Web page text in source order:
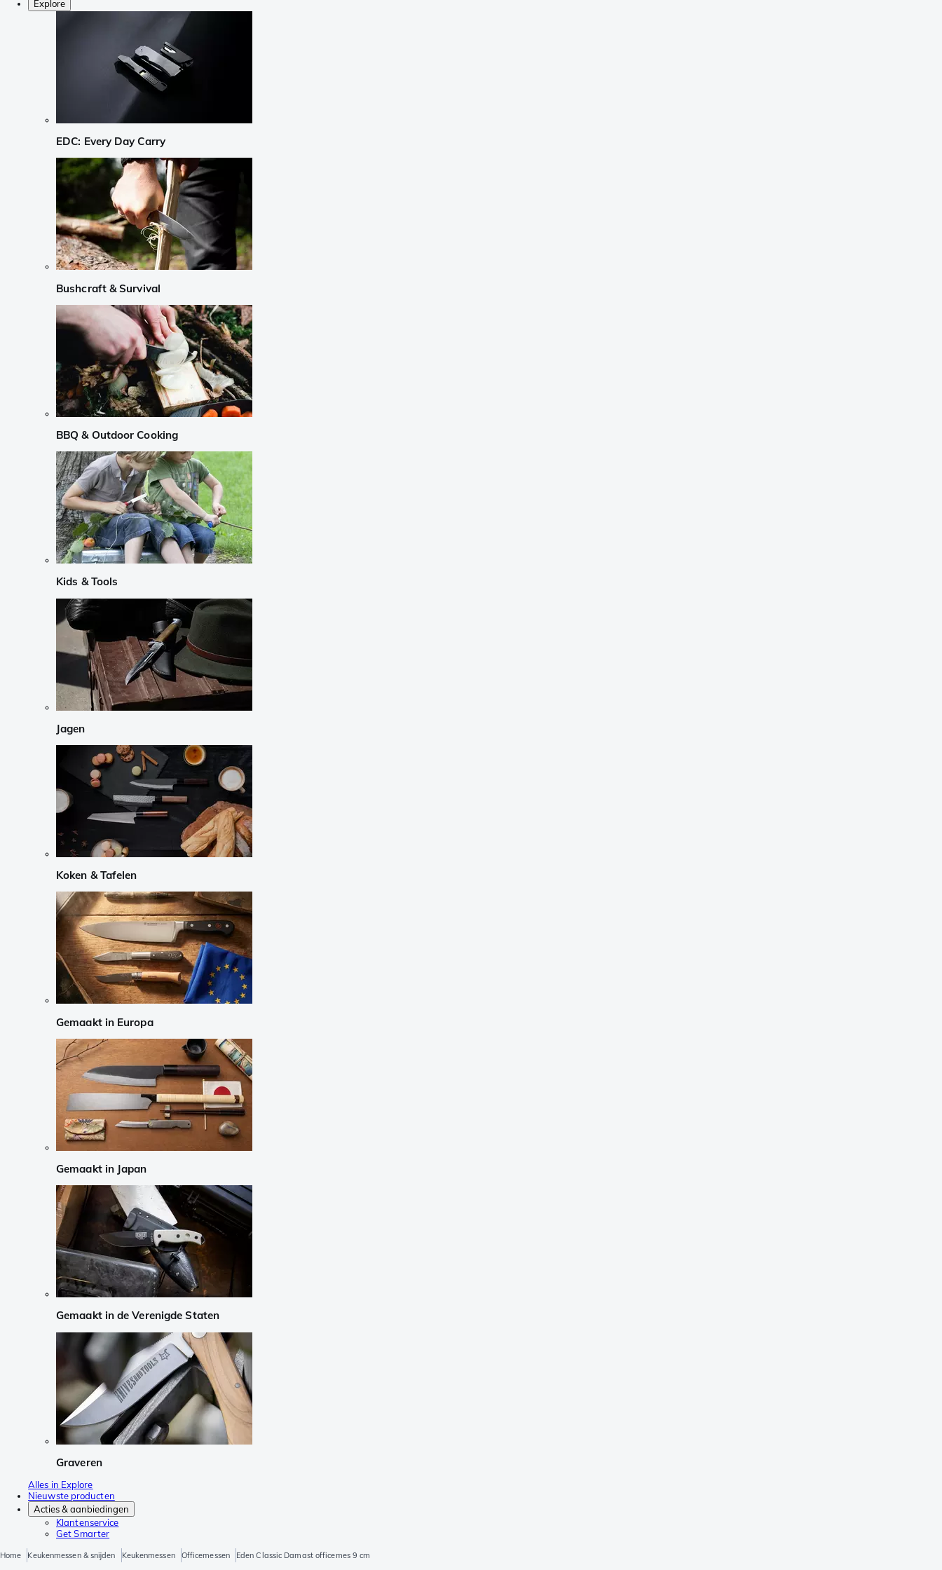
Explore
EDC: Every Day Carry
Bushcraft & Survival
BBQ & Outdoor Cooking
Kids & Tools
Jagen
Koken & Tafelen
Gemaakt in Europa
Gemaakt in Japan
Gemaakt in de Verenigde Staten
Graveren
Alles in Explore
Nieuwste producten
Acties & aanbiedingen
Klantenservice
Get Smarter
Home Keukenmessen & snijden Keukenmessen Officemessen Eden Classic Damast officemes 9 cm